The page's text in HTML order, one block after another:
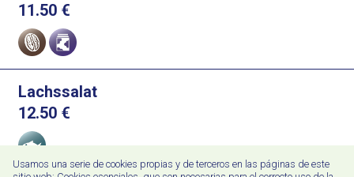
11.50 €
Allergene
Lachssalat
12.50 €
Allergene
Usamos una serie de cookies propias y de terceros en las páginas de este